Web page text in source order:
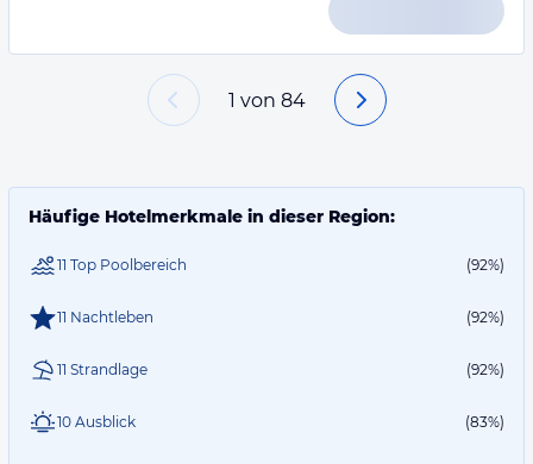
1 von 84
Häufige Hotelmerkmale in dieser Region:
11 Top Poolbereich (92%)
11 Nachtleben (92%)
11 Strandlage (92%)
10 Ausblick (83%)